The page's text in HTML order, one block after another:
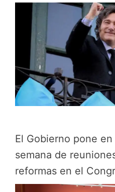
El Gobierno pone
semana de
reformas en el